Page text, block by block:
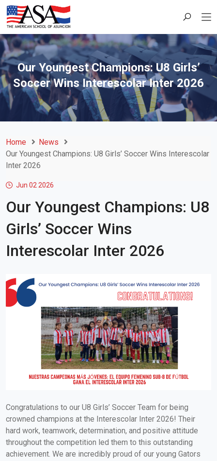
Our Youngest Champions: U8 Girls’
Soccer Wins Interescolar Inter 2026
Home
News
Our Youngest Champions: U8 Girls’ Soccer Wins Interescolar
Inter 2026
Jun 02 2026
Our Youngest Champions: U8
Girls’ Soccer Wins
Interescolar Inter 2026
Congratulations to our U8 Girls’ Soccer Team for being
crowned champions at the Interescolar Inter 2026! Their
hard work, teamwork, determination, and positive attitude
throughout the competition led them to this outstanding
achievement. We are incredibly proud of our young Gators